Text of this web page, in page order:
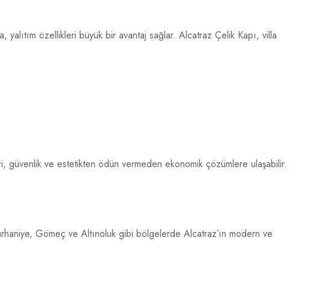
yalıtım özellikleri büyük bir avantaj sağlar. Alcatraz Çelik Kapı, villa
güvenlik ve estetikten ödün vermeden ekonomik çözümlere ulaşabilir.
Gömeç ve Altınoluk gibi bölgelerde Alcatraz’ın modern ve